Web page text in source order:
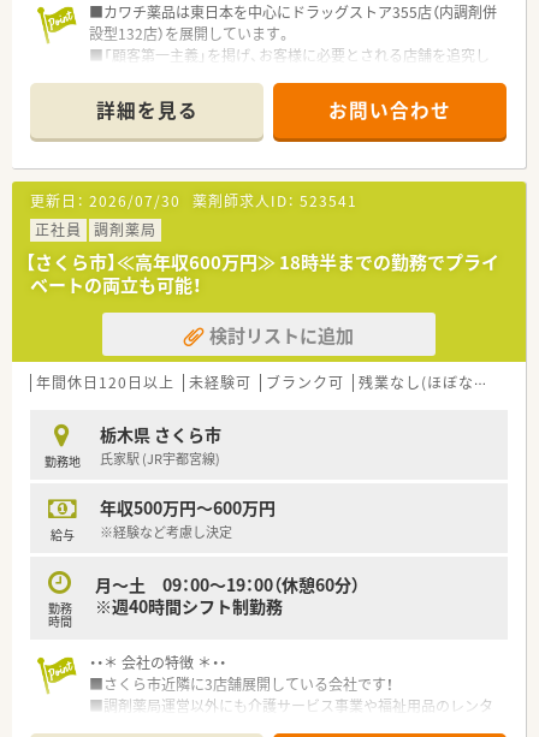
■カワチ薬品は東日本を中心にドラッグストア355店（内調剤併
設型132店）を展開しています。
■「顧客第一主義」を掲げ、お客様に必要とされる店舗を追究し
■薬剤師の募集にあたって、自宅通勤のエリア社員と転居を伴う
異動があるナショナル社員の2コースに分かれています。
■勤務薬剤師だけでなく、薬局長や管理職、幹部候補としてのキ
ャリアビジョンも描ける環境です。
■調剤併設店舗でのご勤務の場合、薬剤師は調剤投薬業務が中心
となります。
■「地域の人々の健康を支えたい」という思いを大事にされてい
る方、ぜひご応募ください。
詳細を見る お問い合わせ
更新日： 2026/07/30 薬剤師求人ID： 523541
正社員
調剤薬局
【さくら市】≪高年収600万円≫ 18時半までの勤務でプライ
ベートの両立も可能！
検討リストに追加
年間休日120日以上 未経験可 ブランク可 残業なし(ほぼなし含む)
勤務地
栃木県 さくら市
氏家駅 (JR宇都宮線)
給与
年収500万円～600万円
※経験など考慮し決定
勤務
時間
月～土 09：00～19：00（休憩60分）
※週40時間シフト制勤務
・・＊ 会社の特徴 ＊・・
■さくら市近隣に3店舗展開している会社です！
■調剤薬局運営以外にも介護サービス事業や福祉用品のレンタ